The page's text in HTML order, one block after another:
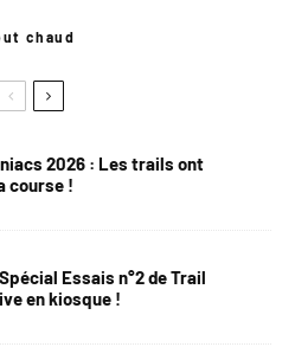
chaud
2026 : Les trails ont
course !
Essais n°2 de Trail
en kiosque !